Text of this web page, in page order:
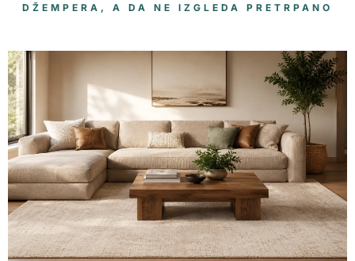
DŽEMPERA, A DA NE IZGLEDA PRETRPANO